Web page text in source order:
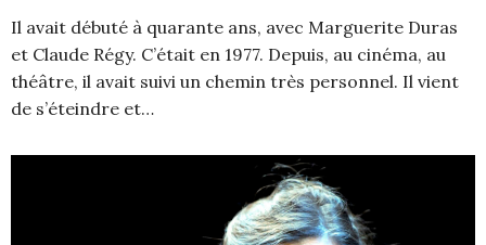
Il avait débuté à quarante ans, avec Marguerite Duras
et Claude Régy. C’était en 1977. Depuis, au cinéma, au
théâtre, il avait suivi un chemin très personnel. Il vient
de s’éteindre et…